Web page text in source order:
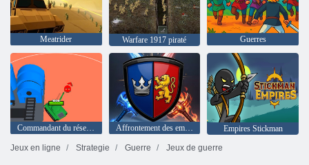
Meatrider Warfare 1917 piraté Guerres
Commandant du réservoir 3d Army Rush! Affrontement des empires
Empires Stickman
Jeux en ligne
Strategie Guerre Jeux de guerre